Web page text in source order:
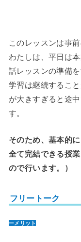
このレッスンは事
わたしは、平日は
話レッスンの準備
学習は継続するこ
が大きすぎると途
す。
そのため、基本的
全て完結できる授
ので行います。）
フリートーク
ーメリット